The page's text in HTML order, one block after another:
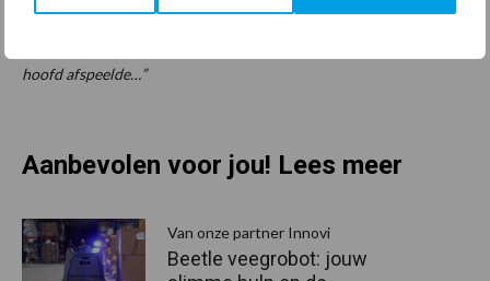
Tijdens een “pitstop” troffen we deze schoonmaker aan in een
hoofd afspeelde…”
Aanbevolen voor jou! Lees meer
Van onze partner Innovi
Beetle veegrobot: jouw